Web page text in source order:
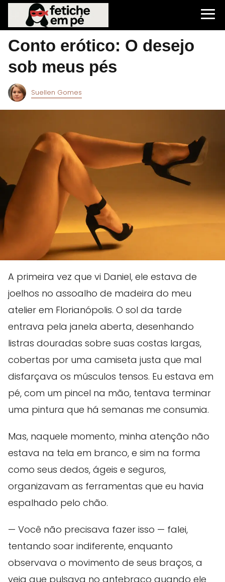
Conto erótico: O desejo
sob meus pés
Suellen Gomes
A primeira vez que vi Daniel, ele estava de
joelhos no assoalho de madeira do meu
atelier em Florianópolis. O sol da tarde
entrava pela janela aberta, desenhando
listras douradas sobre suas costas largas,
cobertas por uma camiseta justa que mal
disfarçava os músculos tensos. Eu estava em
pé, com um pincel na mão, tentava terminar
uma pintura que há semanas me consumia.
Mas, naquele momento, minha atenção não
estava na tela em branco, e sim na forma
como seus dedos, ágeis e seguros,
organizavam as ferramentas que eu havia
espalhado pelo chão.
— Você não precisava fazer isso — falei,
tentando soar indiferente, enquanto
observava o movimento de seus braços, a
veia que pulsava no antebraço quando ele